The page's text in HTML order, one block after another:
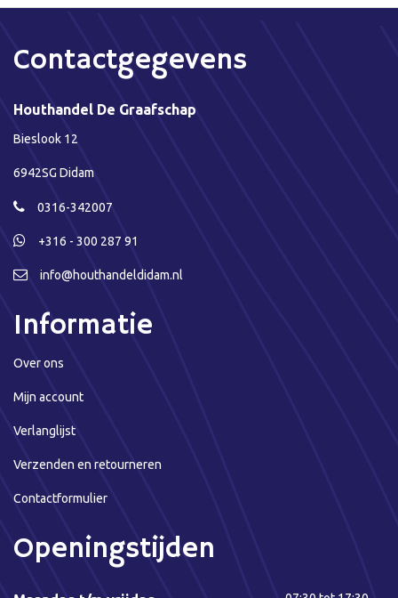
Contactgegevens
Houthandel De Graafschap
Bieslook 12
6942SG Didam
0316-342007
+316 - 300 287 91
info@houthandeldidam.nl
Informatie
Over ons
Mijn account
Verlanglijst
Verzenden en retourneren
Contactformulier
Openingstijden